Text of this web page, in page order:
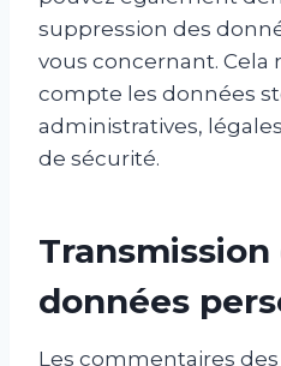
suppression des
vous concernant. Cela
compte les données
administratives,
de sécurité.
Transmission
données
Les commentaires